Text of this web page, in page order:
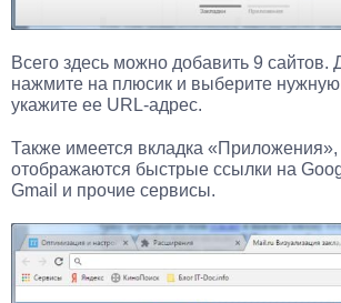
Всего здесь можно добавить 9 сайтов.
нажмите на плюсик и выберите нужную
укажите ее URL-адрес.
Также имеется вкладка «Приложения»,
отображаются быстрые ссылки на
Gmail и прочие сервисы.